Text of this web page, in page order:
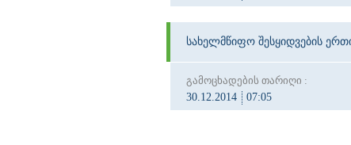
სახელმწიფო შესყიდვების
გამოცხადების თარიღი :
30.12.2014
07:05